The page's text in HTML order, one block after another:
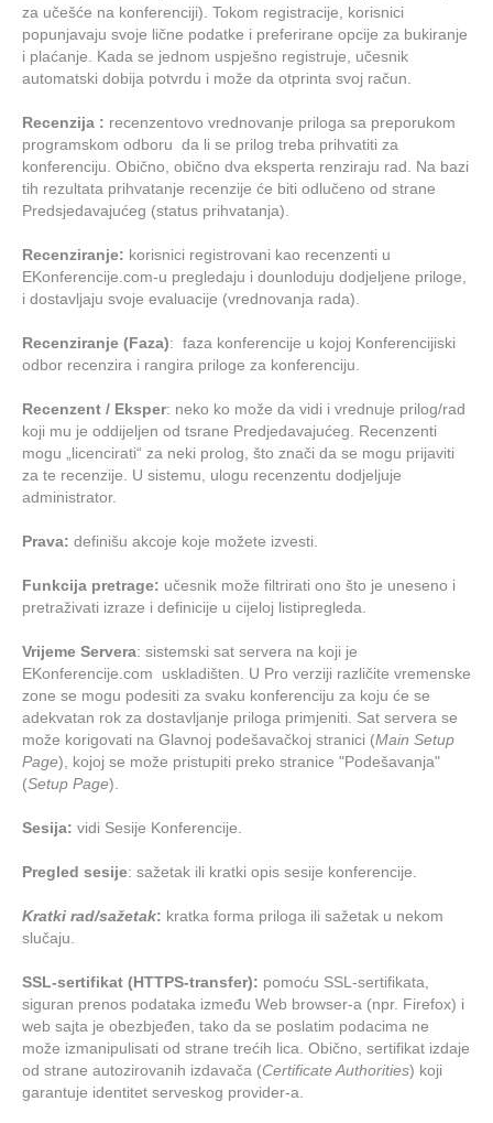
za učešće na konferenciji). Tokom registracije, korisnici
popunjavaju svoje lične podatke i preferirane opcije za bukiranje
i plaćanje. Kada se jednom uspješno registruje, učesnik
automatski dobija potvrdu i može da otprinta svoj račun.
Recenzija : recenzentovo vrednovanje priloga sa preporukom
programskom odboru da li se prilog treba prihvatiti za
konferenciju. Obično, obično dva eksperta renziraju rad. Na bazi
tih rezultata prihvatanje recenzije će biti odlučeno od strane
Predsjedavajućeg (status prihvatanja).
Recenziranje: korisnici registrovani kao recenzenti u
EKonferencije.com-u pregledaju i dounloduju dodjeljene priloge,
i dostavljaju svoje evaluacije (vrednovanja rada).
Recenziranje (Faza): faza konferencije u kojoj Konferencijiski
odbor recenzira i rangira priloge za konferenciju.
Recenzent / Eksper: neko ko može da vidi i vrednuje prilog/rad
koji mu je oddijeljen od tsrane Predjedavajućeg. Recenzenti
mogu „licencirati“ za neki prolog, što znači da se mogu prijaviti
za te recenzije. U sistemu, ulogu recenzentu dodjeljuje
administrator.
Prava: definišu akcoje koje možete izvesti.
Funkcija pretrage: učesnik može filtrirati ono što je uneseno i
pretraživati izraze i definicije u cijeloj listipregleda.
Vrijeme Servera: sistemski sat servera na koji je
EKonferencije.com uskladišten. U Pro verziji različite vremenske
zone se mogu podesiti za svaku konferenciju za koju će se
adekvatan rok za dostavljanje priloga primjeniti. Sat servera se
može korigovati na Glavnoj podešavačkoj stranici (Main Setup
Page), kojoj se može pristupiti preko stranice "Podešavanja"
(Setup Page).
Sesija: vidi Sesije Konferencije.
Pregled sesije: sažetak ili kratki opis sesije konferencije.
Kratki rad/sažetak: kratka forma priloga ili sažetak u nekom
slučaju.
SSL-sertifikat (HTTPS-transfer): pomoću SSL-sertifikata,
siguran prenos podataka između Web browser-a (npr. Firefox) i
web sajta je obezbjeđen, tako da se poslatim podacima ne
može izmanipulisati od strane trećih lica. Obično, sertifikat izdaje
od strane autozirovanih izdavača (Certificate Authorities) koji
garantuje identitet serveskog provider-a.